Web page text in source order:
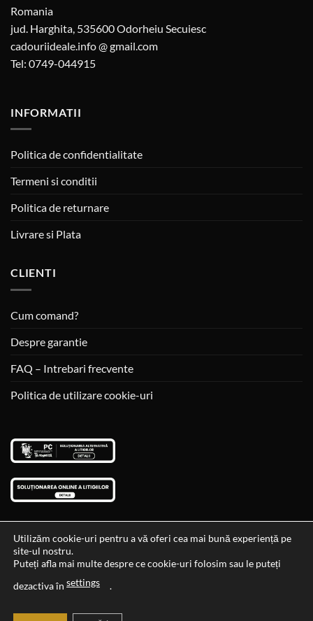
Romania
jud. Harghita, 535600 Odorheiu Secuiesc
cadouriideale.info @ gmail.com
Tel: 0749-044915
INFORMATII
Politica de confidentialitate
Termeni si conditii
Politica de returnare
Livrare si Plata
CLIENTI
Cum comand?
Despre garantie
FAQ – Intrebari frecvente
Politica de utilizare cookie-uri
Data si ora ultimei actualizari al stocului si ale preturilor: 29-12-
Utilizăm cookie-uri pentru a vă oferi cea mai bună experiență pe
site-ul nostru.
Puteți afla mai multe despre ce cookie-uri folosim sau le puteți
dezactiva în settings .